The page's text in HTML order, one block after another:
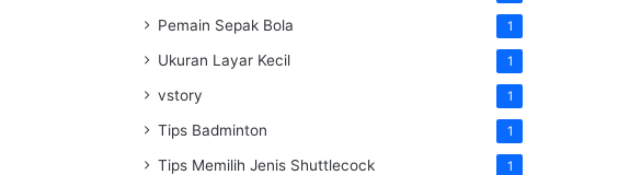
Pemain Sepak Bola 1
Ukuran Layar Kecil 1
vstory 1
Tips Badminton 1
Tips Memilih Jenis Shuttlecock 1